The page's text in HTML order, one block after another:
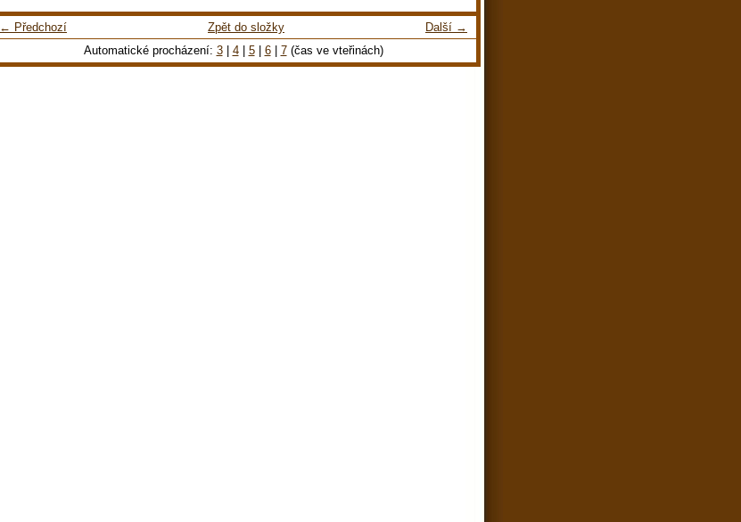
← Předchozí Další →
Zpět do složky
Automatické procházení: 3| 4| 5| 6| 7(čas ve vteřinách)